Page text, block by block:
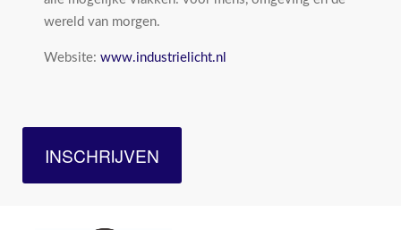
wereld van morgen.
Website: www.industrielicht.nl
INSCHRIJVEN